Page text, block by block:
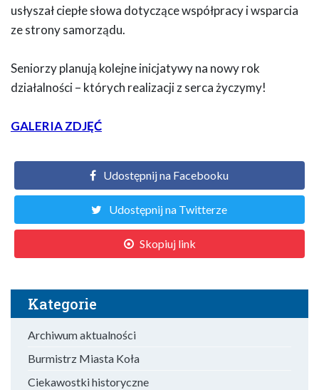
usłyszał ciepłe słowa dotyczące współpracy i wsparcia
ze strony samorządu.
Seniorzy planują kolejne inicjatywy na nowy rok
działalności – których realizacji z serca życzymy!
GALERIA ZDJĘĆ
Udostępnij na Facebooku
Udostępnij na Twitterze
Skopiuj link
Kategorie
Archiwum aktualności
Burmistrz Miasta Koła
Ciekawostki historyczne